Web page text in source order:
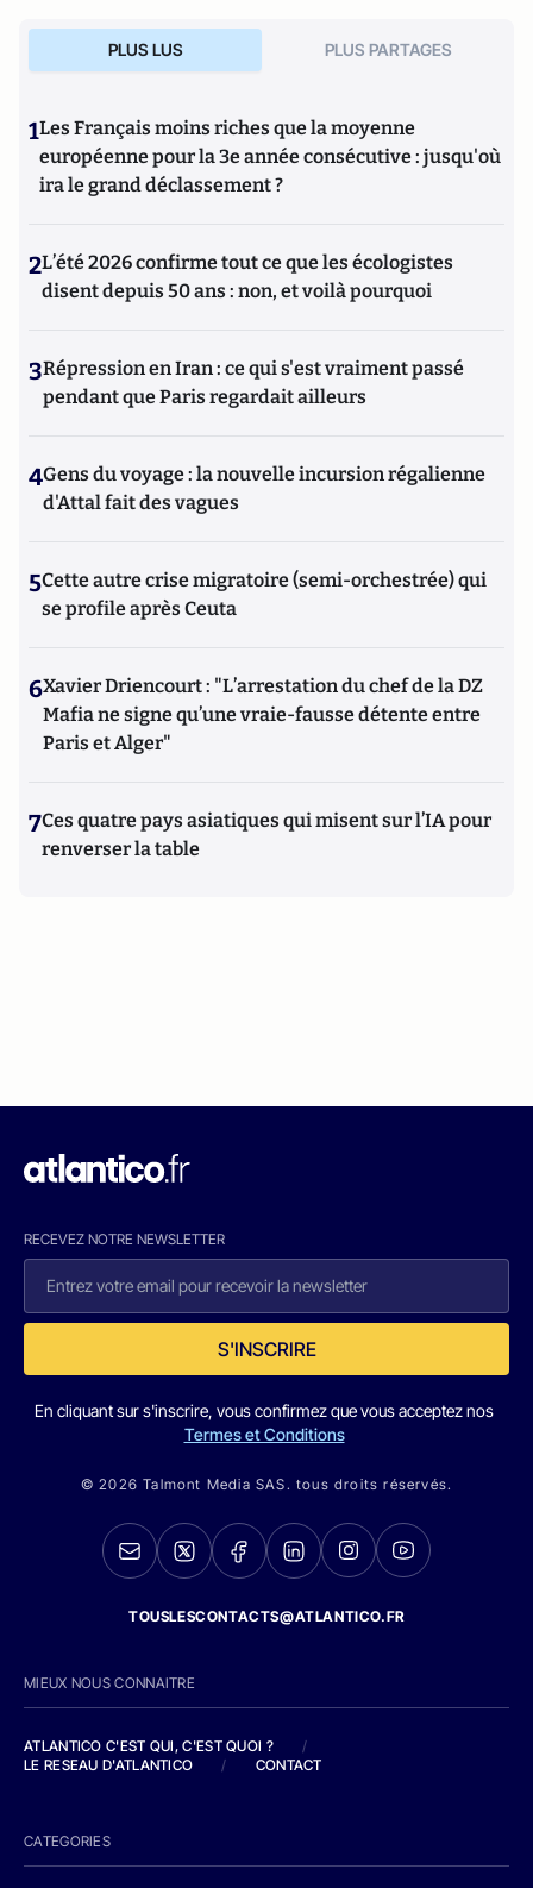
PLUS LUS PLUS PARTAGES
1Les Français moins riches que la moyenne
européenne pour la 3e année consécutive : jusqu'où
ira le grand déclassement ?
2L’été 2026 confirme tout ce que les écologistes
disent depuis 50 ans : non, et voilà pourquoi
3Répression en Iran : ce qui s'est vraiment passé
pendant que Paris regardait ailleurs
4Gens du voyage : la nouvelle incursion régalienne
d'Attal fait des vagues
5Cette autre crise migratoire (semi-orchestrée) qui
se profile après Ceuta
6Xavier Driencourt : "L’arrestation du chef de la DZ
Mafia ne signe qu’une vraie-fausse détente entre
Paris et Alger"
7Ces quatre pays asiatiques qui misent sur l’IA pour
renverser la table
RECEVEZ NOTRE NEWSLETTER
S'INSCRIRE
En cliquant sur s'inscrire, vous confirmez que vous acceptez nos
Termes et Conditions
© 2026 Talmont Media SAS. tous droits réservés.
TOUSLESCONTACTS@ATLANTICO.FR
MIEUX NOUS CONNAITRE
ATLANTICO C'EST QUI, C'EST QUOI ?
/
LE RESEAU D'ATLANTICO
/ CONTACT
CATEGORIES